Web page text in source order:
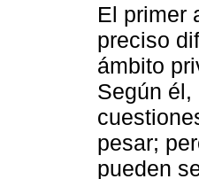
El primer
preciso
ámbito
Según
pesar;
pueden